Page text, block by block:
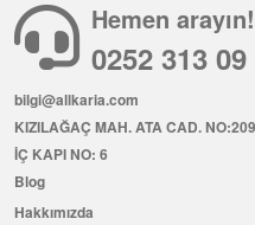
Hemen arayın!
0252 313 09
bilgi@allkaria.com
KIZILAĞAÇ MAH. ATA CAD. NO:209
İÇ KAPI NO: 6
Blog
Hakkımızda